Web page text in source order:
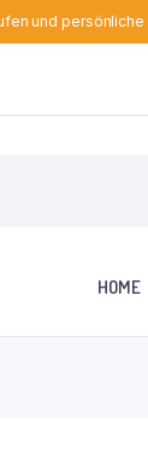
und persönliche
HOME